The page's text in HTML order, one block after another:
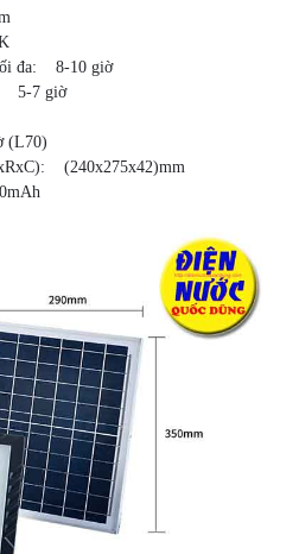
đa: 8-10 giờ
5-7 giờ
(L70)
(240x275x42)mm